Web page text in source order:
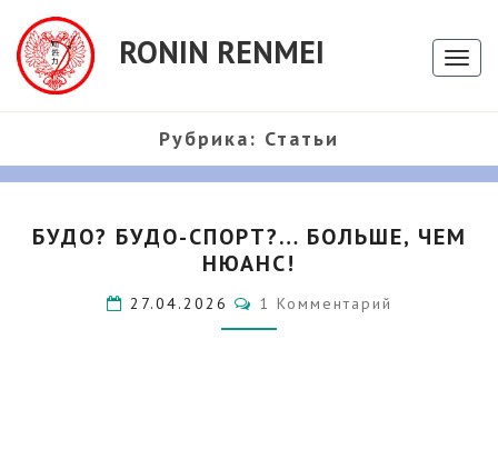
RONIN RENMEI
Рубрика: Статьи
БУДО-
СПОРТ?…
ЧЕМ
НЮАНС!
БУДО? БУДО-СПОРТ?… БОЛЬШЕ, ЧЕМ
НЮАНС!
27.04.2026 Комментарии
1 Комментарий